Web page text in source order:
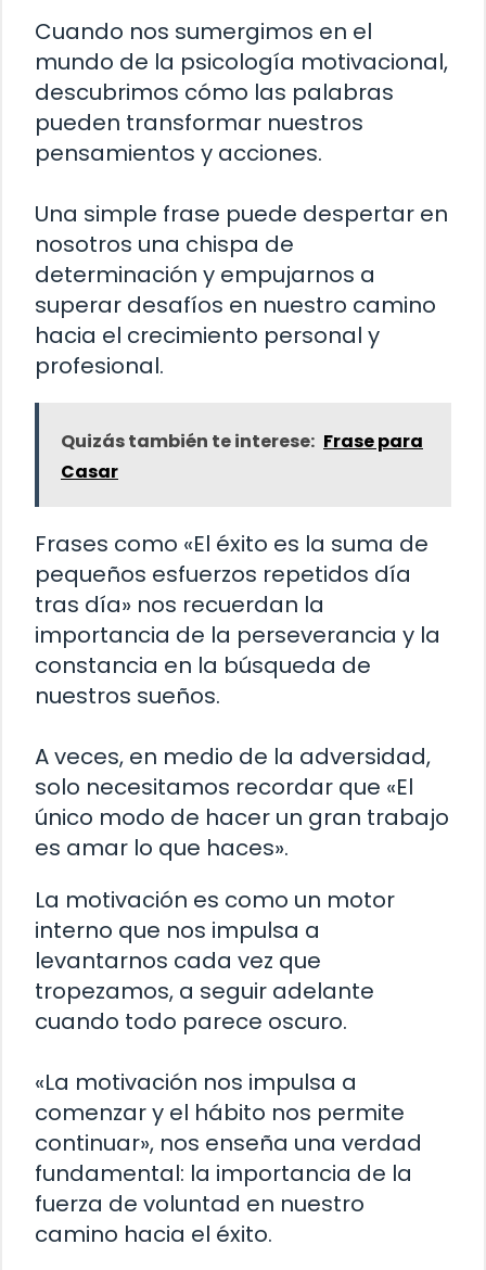
Cuando nos sumergimos en el
mundo de la psicología motivacional,
descubrimos cómo las palabras
pueden transformar nuestros
pensamientos y acciones.
Una simple frase puede despertar en
nosotros una chispa de
determinación y empujarnos a
superar desafíos en nuestro camino
hacia el crecimiento personal y
profesional.
Quizás también te interese: Frase para
Casar
Frases como «El éxito es la suma de
pequeños esfuerzos repetidos día
tras día» nos recuerdan la
importancia de la perseverancia y la
constancia en la búsqueda de
nuestros sueños.
A veces, en medio de la adversidad,
solo necesitamos recordar que «El
único modo de hacer un gran trabajo
es amar lo que haces».
La motivación es como un motor
interno que nos impulsa a
levantarnos cada vez que
tropezamos, a seguir adelante
cuando todo parece oscuro.
«La motivación nos impulsa a
comenzar y el hábito nos permite
continuar», nos enseña una verdad
fundamental: la importancia de la
fuerza de voluntad en nuestro
camino hacia el éxito.